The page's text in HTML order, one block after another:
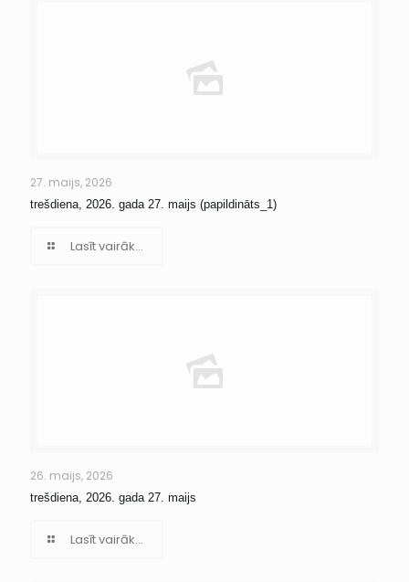
27. maijs, 2026
trešdiena, 2026. gada 27. maijs (papildināts_1)
Lasīt vairāk...
26. maijs, 2026
trešdiena, 2026. gada 27. maijs
Lasīt vairāk...